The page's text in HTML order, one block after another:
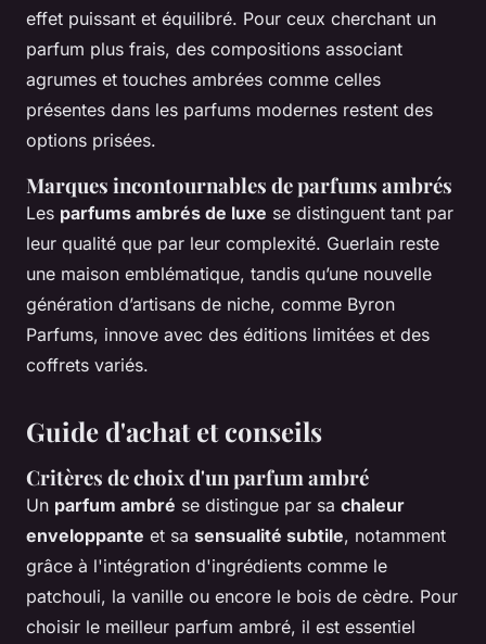
effet puissant et équilibré. Pour ceux cherchant un
parfum plus frais, des compositions associant
agrumes et touches ambrées comme celles
présentes dans les parfums modernes restent des
options prisées.
Marques incontournables de parfums ambrés
Les parfums ambrés de luxe se distinguent tant par
leur qualité que par leur complexité. Guerlain reste
une maison emblématique, tandis qu’une nouvelle
génération d’artisans de niche, comme Byron
Parfums, innove avec des éditions limitées et des
coffrets variés.
Guide d'achat et conseils
Critères de choix d'un parfum ambré
Un parfum ambré se distingue par sa chaleur
enveloppante et sa sensualité subtile, notamment
grâce à l'intégration d'ingrédients comme le
patchouli, la vanille ou encore le bois de cèdre. Pour
choisir le meilleur parfum ambré, il est essentiel